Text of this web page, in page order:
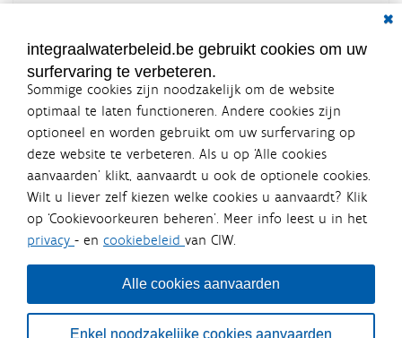
LOGIN VEREIST
integraalwaterbeleid.be gebruikt cookies om uw
surfervaring te verbeteren.
Sommige cookies zijn noodzakelijk om de website
optimaal te laten functioneren. Andere cookies zijn
optioneel en worden gebruikt om uw surfervaring op
deze website te verbeteren. Als u op ‘Alle cookies
aanvaarden’ klikt, aanvaardt u ook de optionele cookies.
Wilt u liever zelf kiezen welke cookies u aanvaardt? Klik
op ‘Cookievoorkeuren beheren’. Meer info leest u in het
privacy - en cookiebeleid van CIW.
Alle cookies aanvaarden
Enkel noodzakelijke cookies aanvaarden
Integraalwaterbeleid.be is een
officiële website van de Vlaamse
overheid
uitgegeven door Coördinatiecommissie Integraal
Waterbeleid
De Coördinatiecommissie Integraal Waterbeleid (CIW) is een
bestuursniveaus die bij het waterbeleid betrokken zijn. Ook
waterbedrijven nemen deel aan het overleg. Deze
samenwerking zorgt voor een gecoördineerde en
geïntegreerde aanpak van het waterbeleid en waterbeheer